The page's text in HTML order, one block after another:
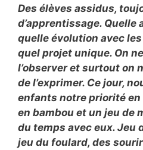
Des élèves assidus,
d’apprentissage. Quelle
quelle évolution avec
quel projet unique. On
l’observer et surtout on
de l’exprimer. Ce jour,
enfants notre priorité en
en bambou et un jeu de
du temps avec eux. Jeu
jeu du foulard, des